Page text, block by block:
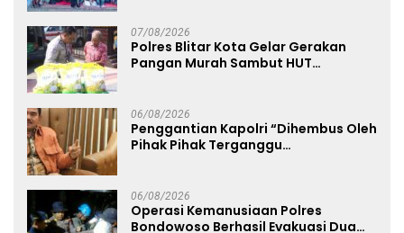
07/08/2026
Polres Blitar Kota Gelar Gerakan
Pangan Murah Sambut HUT
06/08/2026
Penggantian Kapolri “Dihembus Oleh
Pihak Pihak Terganggu
06/08/2026
Operasi Kemanusiaan Polres
Bondowoso Berhasil Evakuasi Dua